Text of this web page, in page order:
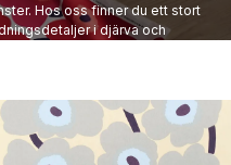
Hos oss finner du ett stort
i djärva och